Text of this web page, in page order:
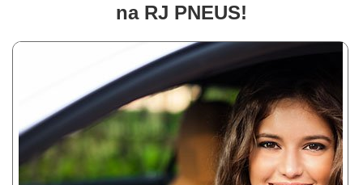
na RJ PNEUS!